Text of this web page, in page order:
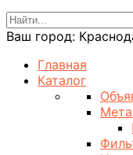
Ваш город:
Главная
Каталог